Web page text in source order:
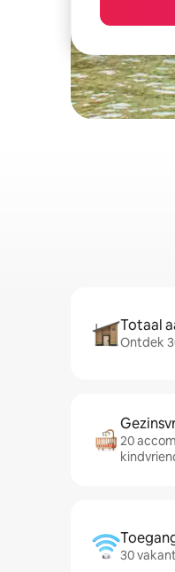
Totaal
Ontdek
20
30